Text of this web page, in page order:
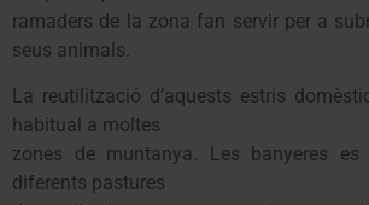
ramaders de la zona fan servir per a
seus animals.
La reutilització d’aquests estris
habitual a moltes
zones de muntanya. Les banyeres
diferents pastures